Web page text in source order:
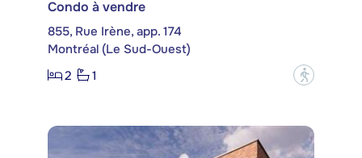
Condo à vendre
855, Rue Irène, app. 174
Montréal (Le Sud-Ouest)
2
1 ?